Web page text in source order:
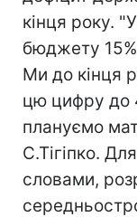
кінця року.
бюджету
Ми до кінця
цю цифру до
плануємо
С.Тігіпко.
словами,